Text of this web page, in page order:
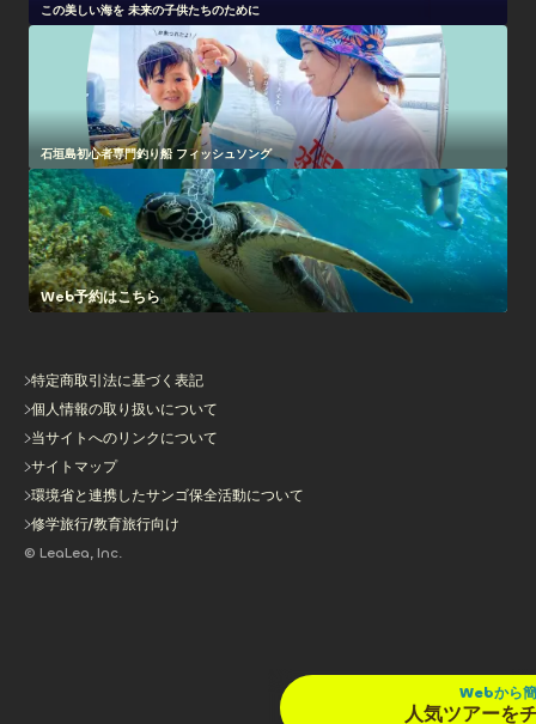
Webから
人気ツアーを
この美しい海を 未来の子供たちのために
石垣島初心者専門釣り船 フィッシュソング
Web予約はこちら
特定商取引法に基づく表記
個人情報の取り扱いについて
当サイトへのリンクについて
サイトマップ
環境省と連携したサンゴ保全活動について
修学旅行/教育旅行向け
© LeaLea, Inc.